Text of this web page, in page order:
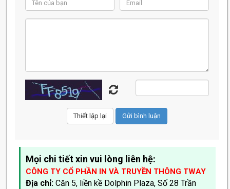
Mọi chi tiết xin vui lòng liên hệ:
CÔNG TY CỔ PHẦN IN VÀ TRUYỀN THÔNG TWAY
Địa chỉ:Căn 5, liền kề Dolphin Plaza, Số 28 Trần